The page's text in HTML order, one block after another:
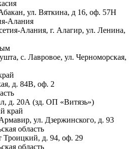
ул. Вяткина, д 16, оф. 57Н
Алания
Алания, г. Алагир, ул. Ленина,
с. Лавровое, ул. Черноморская,
д. 84В, оф. 2
д. 20А (зд. ОП «Витязь»)
край
ул. Дзержинского, д. 93
область
Троицкий, д. 94, оф. 29
область